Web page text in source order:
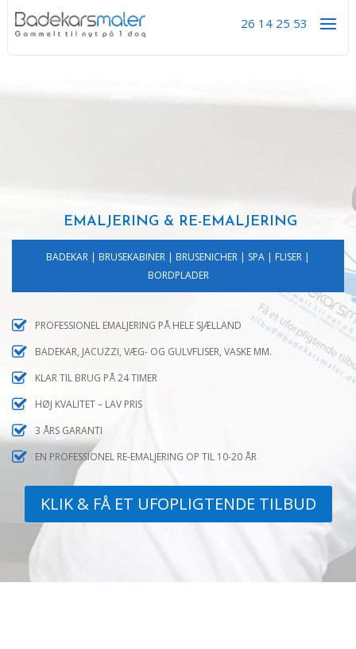
26 14 25 53
EMALJERING & RE-EMALJERING
BADEKAR | BRUSEKABINER | BRUSENICHER | SPA | FLISER |
BORDPLADER
PROFESSIONEL EMALJERING PÅ HELE SJÆLLAND
BADEKAR, JACUZZI, VÆG- OG GULVFLISER, VASKE MM.
KLAR TIL BRUG PÅ 24 TIMER
HØJ KVALITET – LAV PRIS
3 ÅRS GARANTI
EN PROFESSIONEL RE-EMALJERING OP TIL 10-20 ÅR
KLIK & FÅ ET UFOPLIGTENDE TILBUD